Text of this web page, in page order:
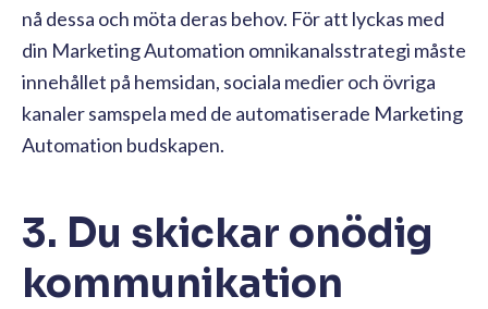
nå dessa och möta deras behov. För att lyckas med
din Marketing Automation omnikanalsstrategi måste
innehållet på hemsidan, sociala medier och övriga
kanaler samspela med de automatiserade Marketing
Automation budskapen.
3. Du skickar onödig
kommunikation